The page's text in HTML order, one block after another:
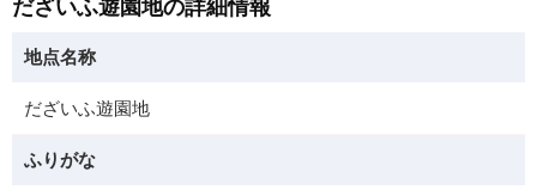
だざいふ遊園地の詳細情報
地点名称
だざいふ遊園地
ふりがな